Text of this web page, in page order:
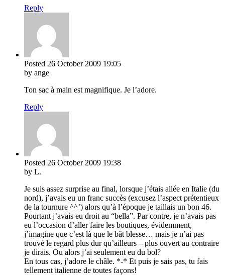
Reply
Posted 26 October 2009 19:05
by ange
Ton sac à main est magnifique. Je l’adore.
Reply
Posted 26 October 2009 19:38
by L.
Je suis assez surprise au final, lorsque j’étais allée en Italie (du
nord), j’avais eu un franc succès (excusez l’aspect prétentieux
de la tournure ^^’) alors qu’à l’époque je taillais un bon 46.
Pourtant j’avais eu droit au “bella”. Par contre, je n’avais pas
eu l’occasion d’aller faire les boutiques, évidemment,
j’imagine que c’est là que le bât blesse… mais je n’ai pas
trouvé le regard plus dur qu’ailleurs – plus ouvert au contraire
je dirais. Ou alors j’ai seulement eu du bol?
En tous cas, j’adore le châle. *-* Et puis je sais pas, tu fais
tellement italienne de toutes façons!